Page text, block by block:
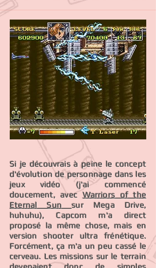
Si je découvrais à peine le concept
d'évolution de personnage dans les
jeux vidéo (j'ai commencé
doucement, avecWarriors of the
Eternal Sunsur Mega Drive,
huhuhu), Capcom m'a direct
proposé la même chose, mais en
version shooter ultra frénétique.
Forcément, ça m'a un peu cassé le
cerveau. Les missions sur le terrain